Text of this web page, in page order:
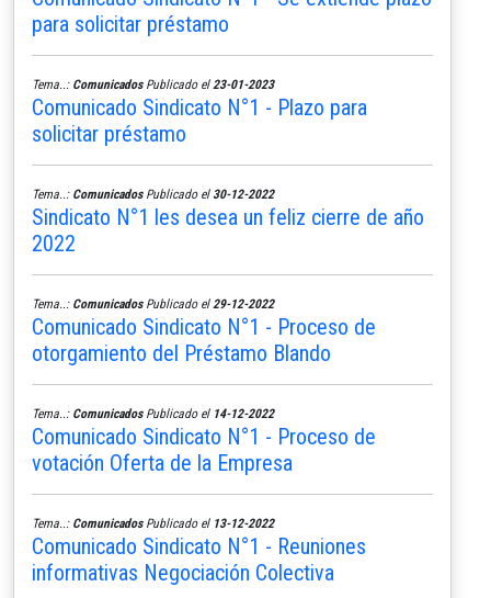
para solicitar préstamo
Tema..: ComunicadosPublicado el 23-01-2023
Comunicado Sindicato N°1 - Plazo para
solicitar préstamo
Tema..: ComunicadosPublicado el 30-12-2022
Sindicato N°1 les desea un feliz cierre de año
2022
Tema..: ComunicadosPublicado el 29-12-2022
Comunicado Sindicato N°1 - Proceso de
otorgamiento del Préstamo Blando
Tema..: ComunicadosPublicado el 14-12-2022
Comunicado Sindicato N°1 - Proceso de
votación Oferta de la Empresa
Tema..: ComunicadosPublicado el 13-12-2022
Comunicado Sindicato N°1 - Reuniones
informativas Negociación Colectiva